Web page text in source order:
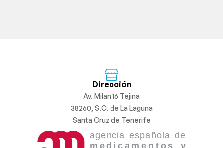
Dirección
Av. Milan 16 Tejina
38260, S.C. de La Laguna
Santa Cruz de Tenerife